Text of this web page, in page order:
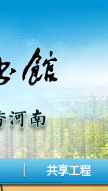
共享工程